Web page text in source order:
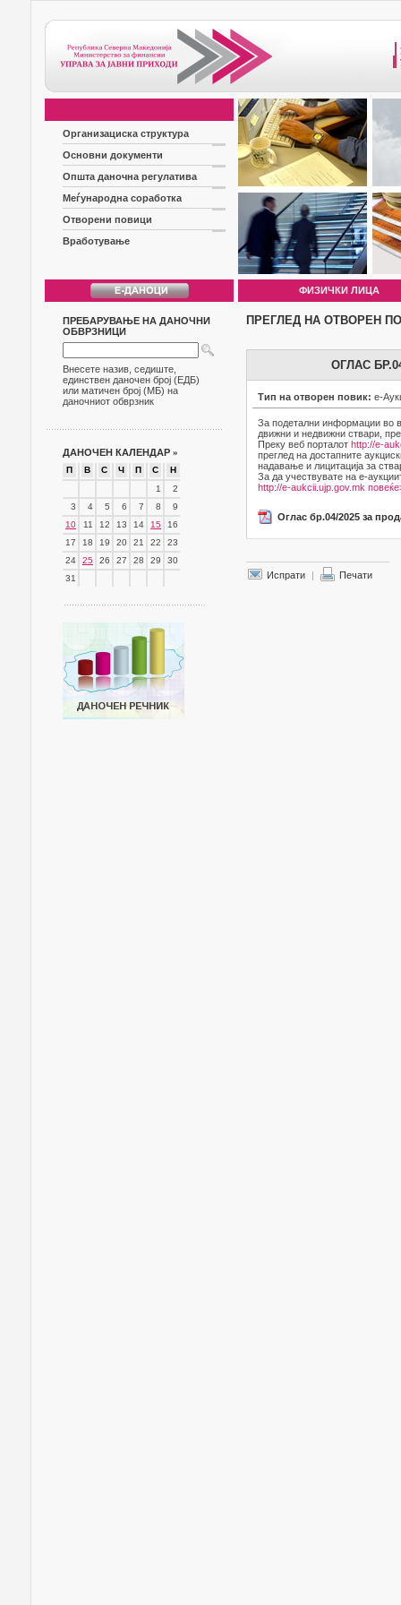
Организациска структура
Основни документи
Општа даночна регулатива
Меѓународна соработка
Отворени повици
Вработување
ФИЗИЧКИ ЛИЦА
ПРЕБАРУВАЊЕ НА ДАНОЧНИ
ОБВРЗНИЦИ
Внесете назив, седиште,
единствен даночен број (ЕДБ)
или матичен број (МБ) на
даночниот обврзник
ДАНОЧЕН КАЛЕНДАР »
П В С Ч П С
Н
1
2
3
4 5 6 7 8
9
10
11 12 13 14 15
16
17
18 19 20 21 22
23
24
25 26 27 28 29
30
31
ПРЕГЛЕД НА ОТВОРЕН
ОГЛАС
Тип на отворен повик: е-
За подетални информации во
движни и недвижни ствари,
Преку веб порталот http://e-
преглед на достапните
надавање и лицитација за
За да учествувате на е-
http://e-aukcii.ujp.gov.mk
Оглас бр.04/2025 за
Испрати | Печати